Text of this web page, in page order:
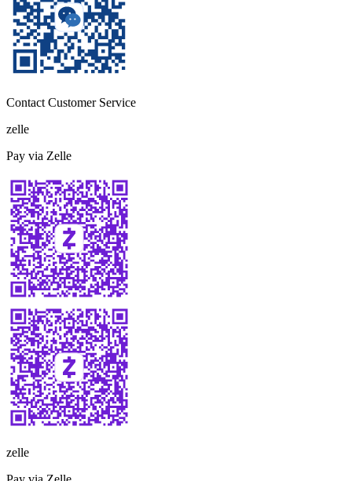
Contact Customer Service
zelle
Pay via Zelle
zelle